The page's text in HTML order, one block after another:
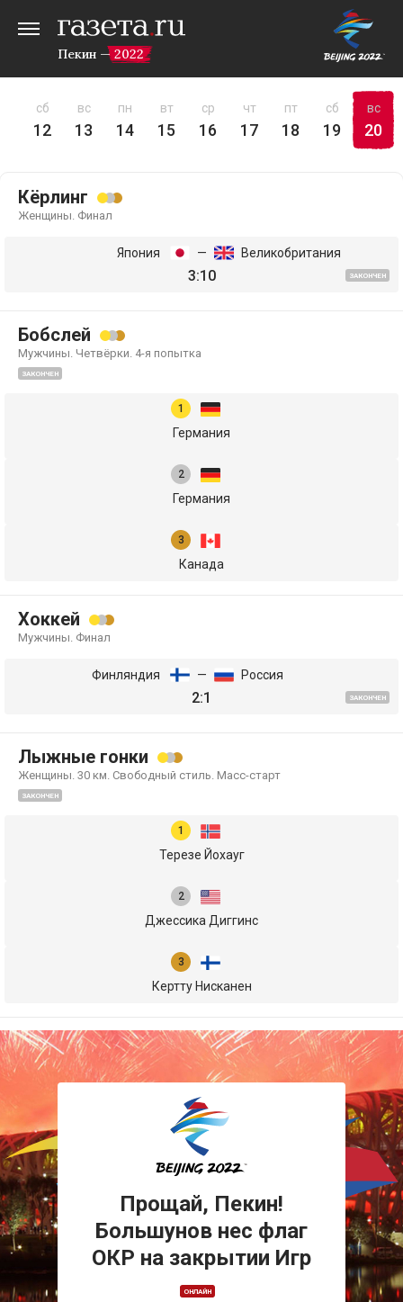
Пекин — 2022
сб
12
вс
13
пн
14
вт
15
ср
16
чт
17
пт
18
сб
19
вс
20
Кёрлинг
Женщины. Финал
Япония — Великобритания
3:10 ЗАКОНЧЕН
Бобслей
Мужчины. Четвёрки. 4-я попытка
ЗАКОНЧЕН
Германия
Германия
Канада
Хоккей
Мужчины. Финал
Финляндия — Россия
2:1 ЗАКОНЧЕН
Лыжные гонки
Женщины. 30 км. Свободный стиль. Масс-старт
ЗАКОНЧЕН
Терезе Йохауг
Джессика Диггинс
Кертту Нисканен
Прощай, Пекин!
Большунов нес флаг
ОКР на закрытии Игр
ОНЛАЙН